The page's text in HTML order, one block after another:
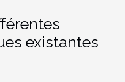
existantes